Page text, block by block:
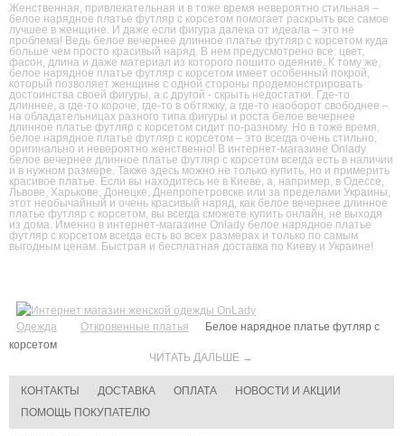
Женственная, привлекательная и в тоже время невероятно стильная –
белое нарядное платье футляр с корсетом помогает раскрыть все самое
лучшее в женщине. И даже если фигура далека от идеала – это не
проблема! Ведь белое вечернее длинное платье футляр с корсетом куда
больше чем просто красивый наряд. В нем предусмотрено все: цвет,
фасон, длина и даже материал из которого пошито одеяние. К тому же,
белое нарядное платье футляр с корсетом имеет особенный покрой,
который позволяет женщине с одной стороны продемонстрировать
достоинства своей фигуры, а с другой - скрыть недостатки. Где-то
длиннее, а где-то короче, где-то в обтяжку, а где-то наоборот свободнее –
на обладательницах разного типа фигуры и роста белое вечернее
длинное платье футляр с корсетом сидит по-разному. Но в тоже время,
белое нарядное платье футляр с корсетом – это всегда очень стильно,
оригинально и невероятно женственно! В интернет-магазине Onlady
белое вечернее длинное платье футляр с корсетом всегда есть в наличии
и в нужном размере. Также здесь можно не только купить, но и примерить
красивое платье. Если вы находитесь не в Киеве, а, например, в Одессе,
Львове, Харькове, Донецке, Днепропетровске или за пределами Украины,
этот необычайный и очень красивый наряд, как белое вечернее длинное
платье футляр с корсетом, вы всегда сможете купить онлайн, не выходя
из дома. Именно в интернет-магазине Onlady белое нарядное платье
футляр с корсетом всегда есть во всех размерах и только по самым
выгодным ценам. Быстрая и бесплатная доставка по Киеву и Украине!
ЧИТАТЬ ДАЛЬШЕ →
Одежда Откровенные платья
Белое нарядное платье футляр с
корсетом
КОНТАКТЫ ДОСТАВКА ОПЛАТА
НОВОСТИ И АКЦИИ
ПОМОЩЬ ПОКУПАТЕЛЮ